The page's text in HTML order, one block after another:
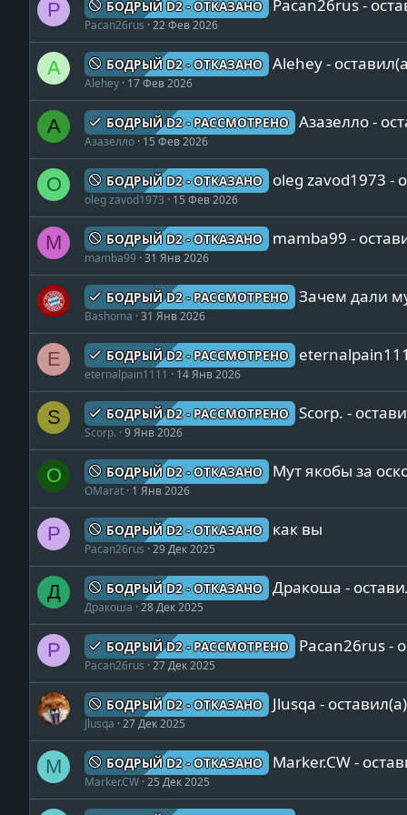
P БОДРЫЙ D2 - ОТКАЗАНО Pacan26rus -
Pacan26rus 22 Фев 2026
A БОДРЫЙ D2 - ОТКАЗАНО Alehey -
Alehey 17 Фев 2026
А БОДРЫЙ D2 - РАССМОТРЕНО Азазелло -
Азазелло 15 Фев 2026
O БОДРЫЙ D2 - ОТКАЗАНО oleg zavod1973 -
oleg zavod1973 15 Фев 2026
M БОДРЫЙ D2 - ОТКАЗАНО mamba99 -
mamba99 31 Янв 2026
БОДРЫЙ D2 - РАССМОТРЕНО Зачем дали
Bashoma 31 Янв 2026
E БОДРЫЙ D2 - РАССМОТРЕНО
eternalpain1111 14 Янв 2026
S БОДРЫЙ D2 - РАССМОТРЕНО Scorp. -
Scorp. 9 Янв 2026
O БОДРЫЙ D2 - ОТКАЗАНО Мут якобы за
OMarat 1 Янв 2026
P БОДРЫЙ D2 - ОТКАЗАНО как вы
Pacan26rus 29 Дек 2025
Д БОДРЫЙ D2 - ОТКАЗАНО Дракоша -
Дракоша 28 Дек 2025
P БОДРЫЙ D2 - РАССМОТРЕНО Pacan26rus -
Pacan26rus 27 Дек 2025
БОДРЫЙ D2 - ОТКАЗАНО Jlusqa -
Jlusqa 27 Дек 2025
M БОДРЫЙ D2 - ОТКАЗАНО Marker.CW -
Marker.CW 25 Дек 2025